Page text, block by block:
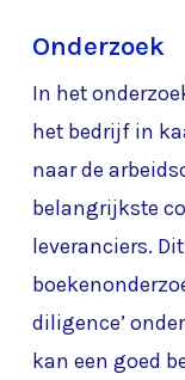
Onderzoek
In het
het bedrijf in
naar de
belangrijkste
leveranciers.
diligence’
kan een goed